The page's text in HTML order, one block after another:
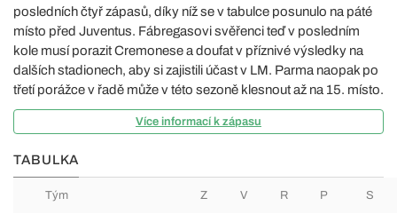
posledních čtyř zápasů, díky níž se v tabulce posunulo na páté
místo před Juventus. Fábregasovi svěřenci teď v posledním
kole musí porazit Cremonese a doufat v příznivé výsledky na
dalších stadionech, aby si zajistili účast v LM. Parma naopak po
třetí porážce v řadě může v této sezoně klesnout až na 15. místo.
Více informací k zápasu
TABULKA
Tým Z V R P S